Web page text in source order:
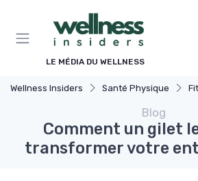
LE MÉDIA DU WELLNESS
Wellness Insiders Santé Physique
Blog
Comment un gilet
transformer votre